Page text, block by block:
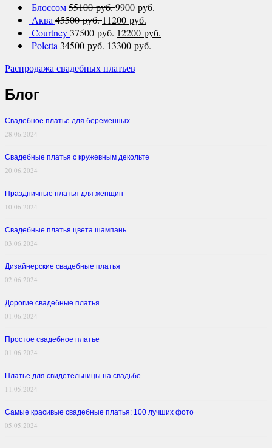
Блоссом55100 руб.9900 руб.
Аква 45500 руб. 11200 руб.
Courtney37500 руб. 12200 руб.
Poletta 34500 руб. 13300 руб.
Распродажа свадебных платьев
Блог
Свадебное платье для беременных
28.06.2024
Свадебные платья с кружевным декольте
20.06.2024
Праздничные платья для женщин
10.06.2024
Свадебные платья цвета шампань
03.06.2024
Дизайнерские свадебные платья
02.06.2024
Дорогие свадебные платья
01.06.2024
Простое свадебное платье
01.06.2024
Платье для свидетельницы на свадьбе
11.05.2024
Самые красивые свадебные платья: 100 лучших фото
05.05.2024